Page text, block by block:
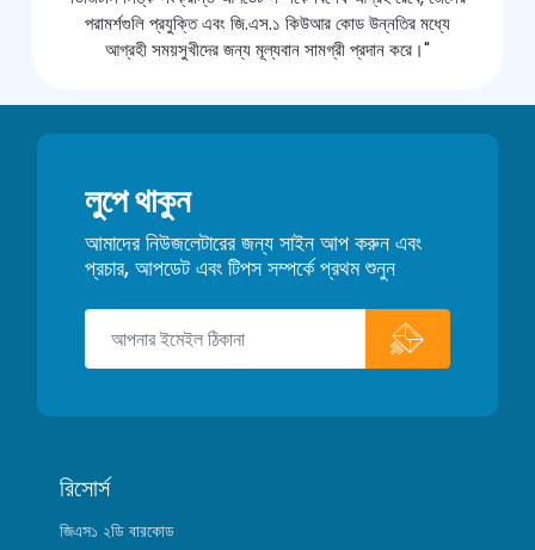
পরামর্শগুলি প্রযুক্তি এবং জি.এস.১ কিউআর কোড উন্নতির মধ্যে
আগ্রহী সময়সুখীদের জন্য মূল্যবান সামগ্রী প্রদান করে।"
লুপে থাকুন
আমাদের নিউজলেটারের জন্য সাইন আপ করুন এবং
প্রচার, আপডেট এবং টিপস সম্পর্কে প্রথম শুনুন
রিসোর্স
জিএস১ ২ডি বারকোড